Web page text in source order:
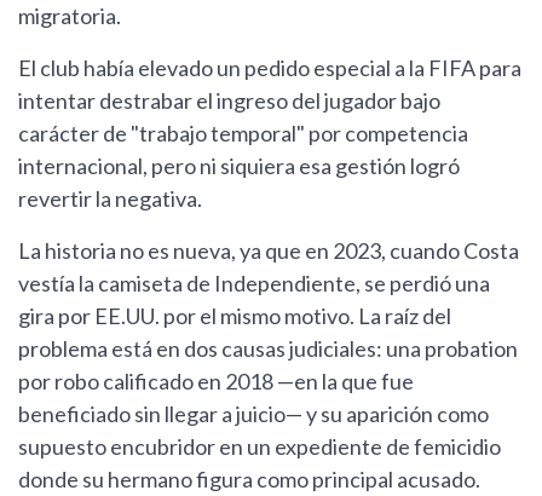
migratoria.
El club había elevado un pedido especial a la FIFA para
intentar destrabar el ingreso del jugador bajo
carácter de "trabajo temporal" por competencia
internacional, pero ni siquiera esa gestión logró
revertir la negativa.
La historia no es nueva, ya que en 2023, cuando Costa
vestía la camiseta de Independiente, se perdió una
gira por EE.UU. por el mismo motivo. La raíz del
problema está en dos causas judiciales: una probation
por robo calificado en 2018 —en la que fue
beneficiado sin llegar a juicio— y su aparición como
supuesto encubridor en un expediente de femicidio
donde su hermano figura como principal acusado.